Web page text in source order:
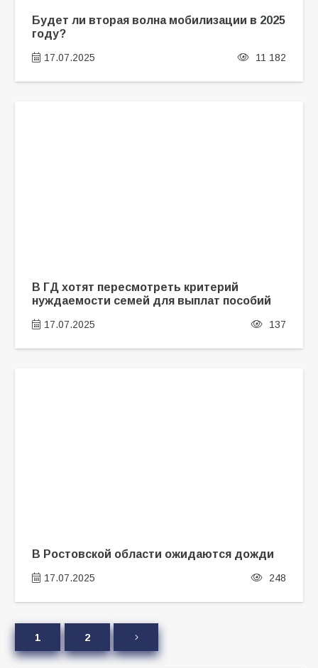
Будет ли вторая волна мобилизации в 2025
году?
17.07.2025 11 182
В ГД хотят пересмотреть критерий
нуждаемости семей для выплат пособий
17.07.2025 137
В Ростовской области ожидаются дожди
17.07.2025 248
1 2